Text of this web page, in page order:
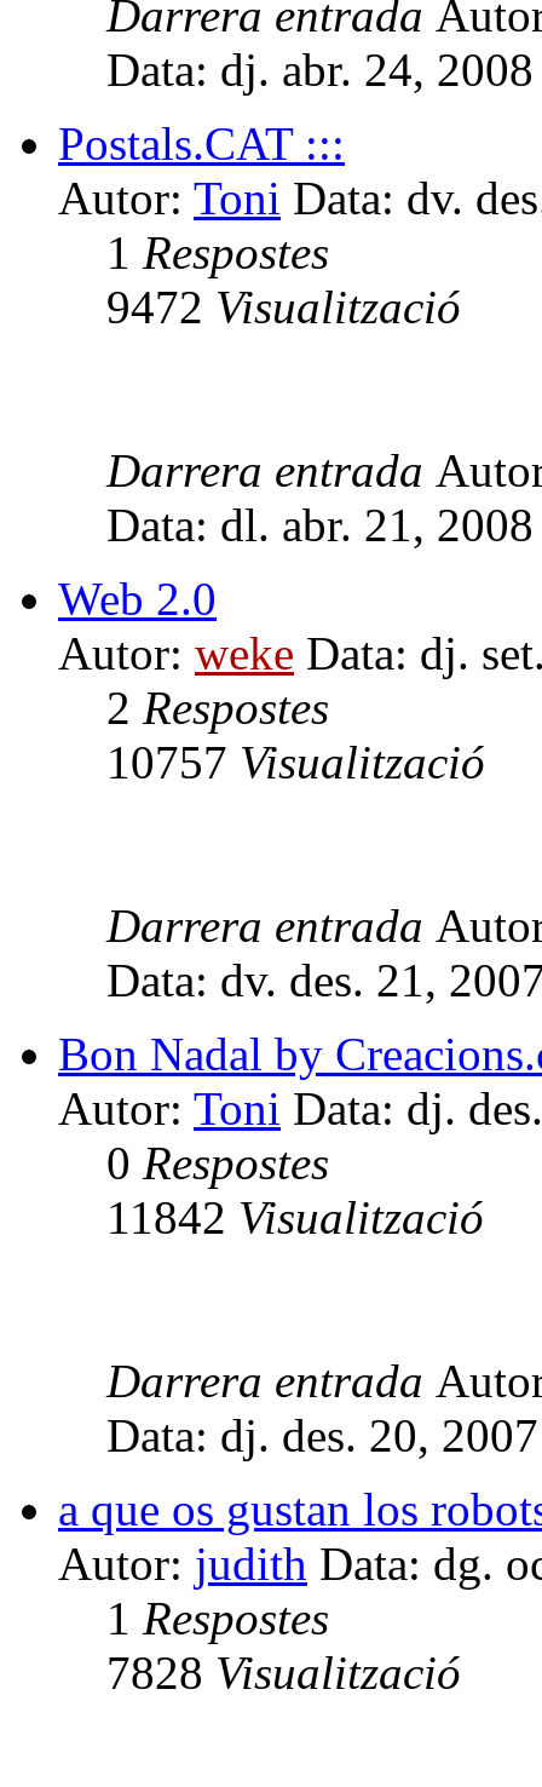
Darrera entrada
Data: dj. abr. 24,
Postals.CAT :::
Autor: Toni Data: dv.
1 Respostes
9472 Visualització
Darrera entrada
Data: dl. abr. 21,
Web 2.0
Autor: weke Data: dj.
2 Respostes
10757 Visualització
Darrera entrada
Data: dv. des. 21,
Bon Nadal by
Autor: Toni Data: dj.
0 Respostes
11842 Visualització
Darrera entrada
Data: dj. des. 20,
a que os gustan los
Autor: judith Data: dg.
1 Respostes
7828 Visualització